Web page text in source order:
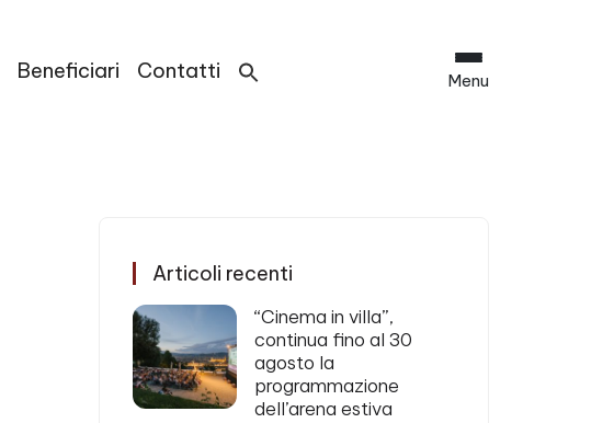
Beneficiari Contatti Menu
Articoli recenti
“Cinema in villa”,
continua fino al 30
agosto la
programmazione
dell’arena estiva